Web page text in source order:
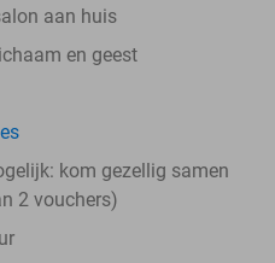
aan huis
en geest
kom gezellig samen
2 vouchers)